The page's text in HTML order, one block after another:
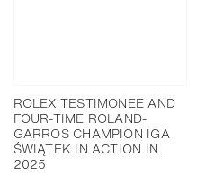
ROLEX TESTIMONEE AND
FOUR-TIME ROLAND-
GARROS CHAMPION IGA
ŚWIĄTEK IN ACTION IN
2025